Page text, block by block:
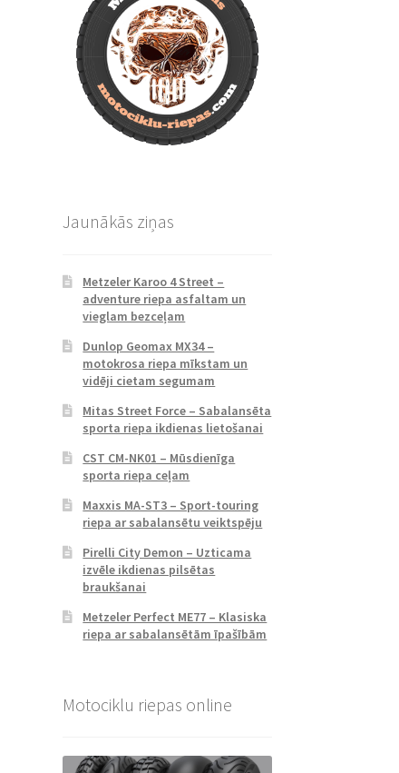
Jaunākās ziņas
Metzeler Karoo 4 Street –
adventure riepa asfaltam un
vieglam bezceļam
Dunlop Geomax MX34 –
motokrosa riepa mīkstam un
vidēji cietam segumam
Mitas Street Force – Sabalansēta
sporta riepa ikdienas lietošanai
CST CM-NK01 – Mūsdienīga
sporta riepa ceļam
Maxxis MA-ST3 – Sport-touring
riepa ar sabalansētu veiktspēju
Pirelli City Demon – Uzticama
izvēle ikdienas pilsētas
braukšanai
Metzeler Perfect ME77 – Klasiska
riepa ar sabalansētām īpašībām
Motociklu riepas online